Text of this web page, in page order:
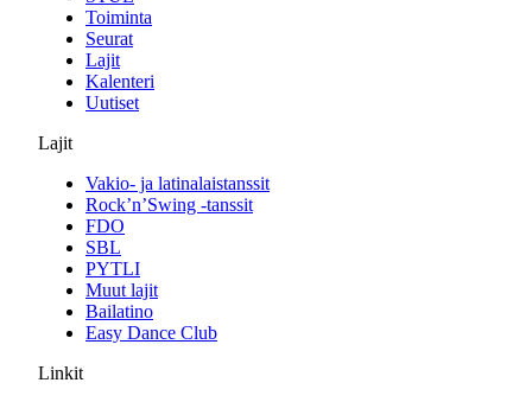
Toiminta
Seurat
Lajit
Kalenteri
Uutiset
Lajit
Vakio- ja latinalaistanssit
Rock’n’Swing -tanssit
FDO
SBL
PYTLI
Muut lajit
Bailatino
Easy Dance Club
Linkit